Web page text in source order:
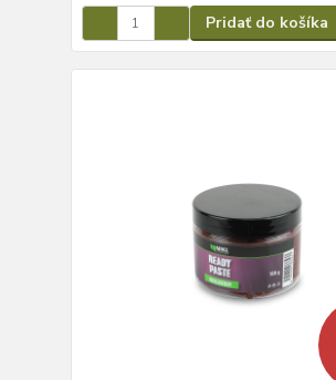
Pridať do košíka